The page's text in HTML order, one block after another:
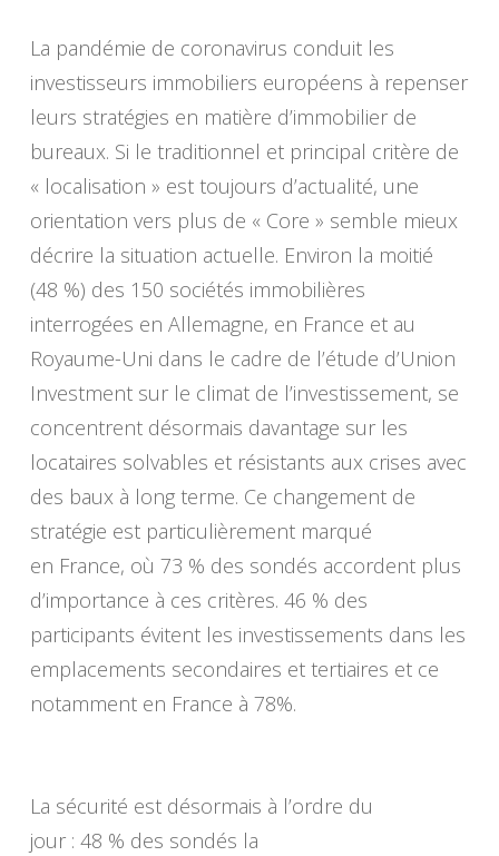
La pandémie de coronavirus conduit les
investisseurs immobiliers européens à repenser
leurs stratégies en matière d’immobilier de
bureaux. Si le traditionnel et principal critère de
« localisation » est toujours d’actualité, une
orientation vers plus de « Core » semble mieux
décrire la situation actuelle. Environ la moitié
(48 %) des 150 sociétés immobilières
interrogées en Allemagne, en France et au
Royaume-Uni dans le cadre de l’étude d’Union
Investment sur le climat de l’investissement, se
concentrent désormais davantage sur les
locataires solvables et résistants aux crises avec
des baux à long terme. Ce changement de
stratégie est particulièrement marqué
en France, où 73 % des sondés accordent plus
d’importance à ces critères. 46 % des
participants évitent les investissements dans les
emplacements secondaires et tertiaires et ce
notamment en France à 78%.
La sécurité est désormais à l’ordre du
jour : 48 % des sondés la